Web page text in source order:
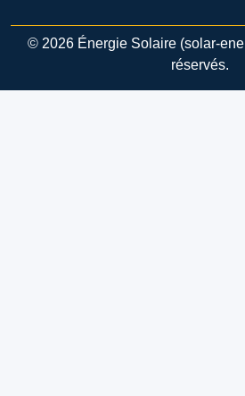
© 2026 Énergie Solaire (solar-
réservés.